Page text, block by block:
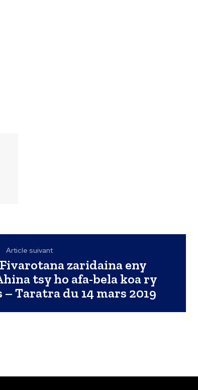
Article suivant
zaridaina eny
tsy ho afa-bela koa ry
Taratra du 14 mars 2019